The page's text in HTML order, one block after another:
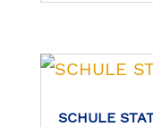
SCHULE